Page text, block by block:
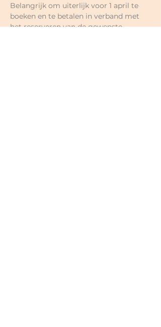
Belangrijk om uiterlijk voor 1 april te
boeken en te betalen in verband met
het reserveren van de gewenste